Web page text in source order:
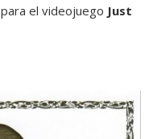
para el videojuego Just